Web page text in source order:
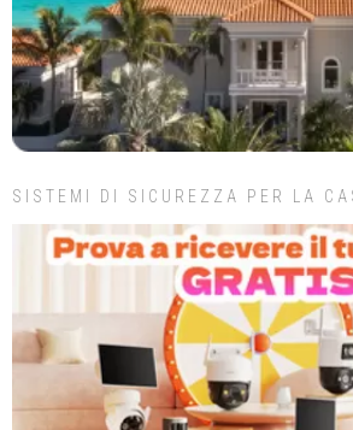
SISTEMI DI SICUREZZA PER LA